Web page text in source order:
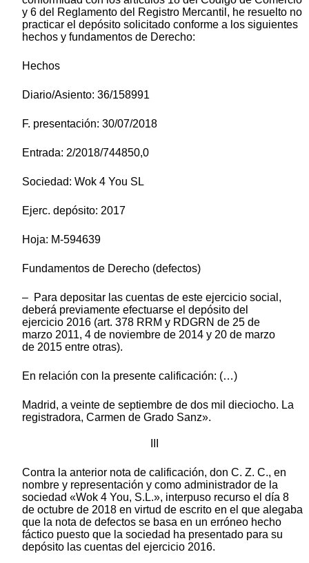
y 6 del Reglamento del Registro Mercantil, he resuelto no
practicar el depósito solicitado conforme a los siguientes
hechos y fundamentos de Derecho:
Hechos
Diario/Asiento: 36/158991
F. presentación: 30/07/2018
Entrada: 2/2018/744850,0
Sociedad: Wok 4 You SL
Ejerc. depósito: 2017
Hoja: M-594639
Fundamentos de Derecho (defectos)
– Para depositar las cuentas de este ejercicio social,
deberá previamente efectuarse el depósito del
ejercicio 2016 (art. 378 RRM y RDGRN de 25 de
marzo 2011, 4 de noviembre de 2014 y 20 de marzo
de 2015 entre otras).
En relación con la presente calificación: (…)
Madrid, a veinte de septiembre de dos mil dieciocho. La
registradora, Carmen de Grado Sanz».
Contra la anterior nota de calificación, don C. Z. C., en
nombre y representación y como administrador de la
sociedad «Wok 4 You, S.L.», interpuso recurso el día 8
de octubre de 2018 en virtud de escrito en el que alegaba
que la nota de defectos se basa en un erróneo hecho
fáctico puesto que la sociedad ha presentado para su
depósito las cuentas del ejercicio 2016.